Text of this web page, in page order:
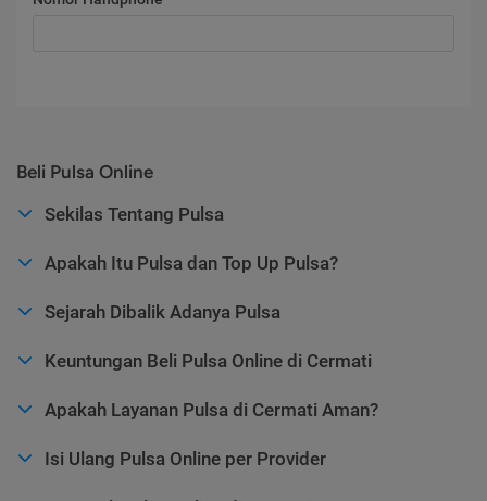
Beli Pulsa Online
Sekilas Tentang Pulsa
Apakah Itu Pulsa dan Top Up Pulsa?
Sejarah Dibalik Adanya Pulsa
Keuntungan Beli Pulsa Online di Cermati
Apakah Layanan Pulsa di Cermati Aman?
Isi Ulang Pulsa Online per Provider